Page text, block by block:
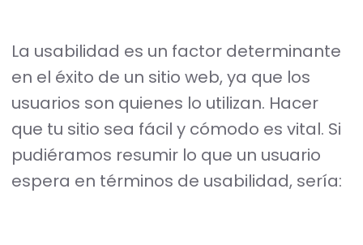
La usabilidad es un factor determinante
en el éxito de un sitio web, ya que los
usuarios son quienes lo utilizan. Hacer
que tu sitio sea fácil y cómodo es vital. Si
pudiéramos resumir lo que un usuario
espera en términos de usabilidad, sería: